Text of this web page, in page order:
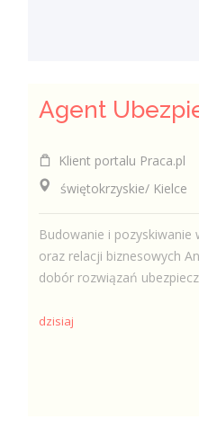
Klient portalu Praca.pl
świętokrzyskie/ Kielce
Budowanie i
oraz relacji biznesowych
dobór rozwiązań
dzisiaj